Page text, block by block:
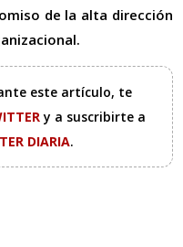
de la alta dirección
este artículo, te
y a suscribirte a
DIARIA.